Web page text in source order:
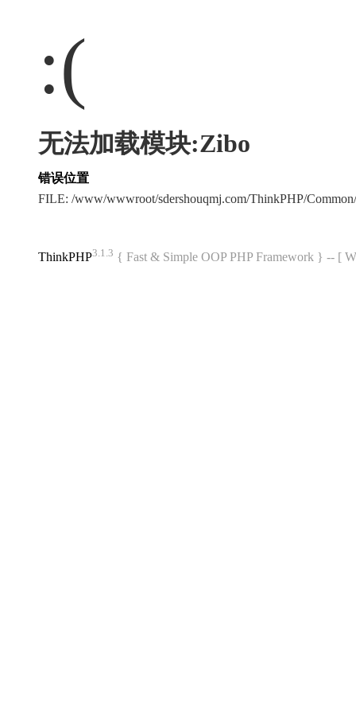
:(
无法加载模块:Zibo
错误位置
FILE: /www/wwwroot/sdershouqmj.com/ThinkPHP/
ThinkPHP3.1.3 { Fast & Simple OOP PHP Framework } -- [